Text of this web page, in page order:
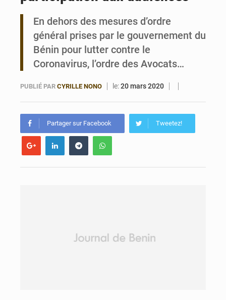
En dehors des mesures d’ordre
général prises par le gouvernement du
Bénin pour lutter contre le
Coronavirus, l’ordre des Avocats…
PUBLIÉ PAR CYRILLE NONO le:20 mars 2020
Partager sur Facebook Tweetez!